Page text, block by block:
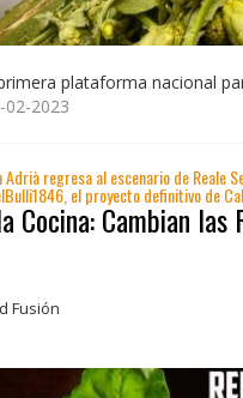
plataforma nacional
02-2023
regresa al escenario de Reale
el proyecto definitivo de
Cocina: Cambian las
Fusión